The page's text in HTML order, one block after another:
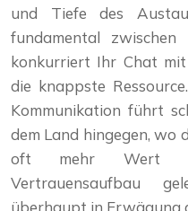
und Tiefe des
fundamental
konkurriert Ihr Chat
die knappste
Kommunikation führt
dem Land hingegen, wo
oft mehr Wert
Vertrauensaufbau
überhaupt in Erwägung